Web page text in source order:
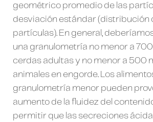
geométrico promedio de las
desviación estándar (distribución
partículas). En general,
una granulometría no menor a
cerdas adultas y no menor a 500
animales en engorde. Los
granulometría menor pueden
aumento de la fluidez del
permitir que las secreciones